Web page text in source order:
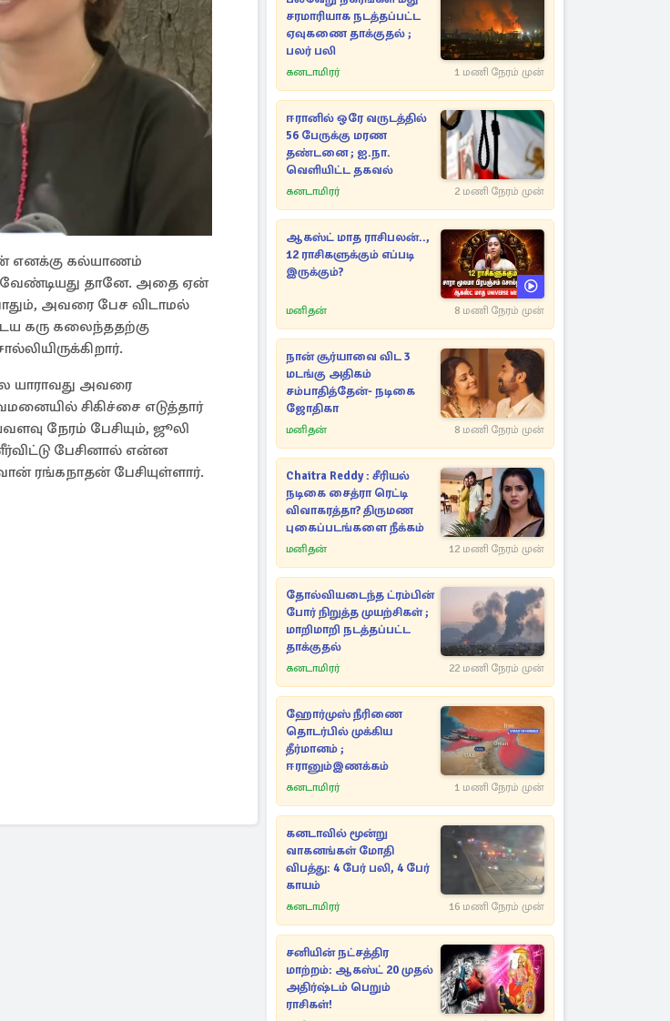
எனக்கு கல்யாணம்
தானே. அதை ஏன்
அவரை பேச விடாமல்
கரு கலைந்ததற்கு
யாராவது அவரை
சிகிச்சை எடுத்தார்
நேரம் பேசியும், ஜூலி
பேசினால் என்ன
ரங்கநாதன் பேசியுள்ளார்.
சரமாரியாக நடத்தப்பட்ட
ஏவுகணை தாக்குதல் ;
பலர் பலி
கனடாமிரர் 1 மணி நேரம் முன்
ஈரானில் ஒரே வருடத்தில்
56 பேருக்கு மரண
தண்டனை ; ஐ.நா.
வெளியிட்ட தகவல்
கனடாமிரர் 2 மணி நேரம் முன்
ஆகஸ்ட் மாத ராசிபலன்..,
12 ராசிகளுக்கும் எப்படி
இருக்கும்?
மனிதன் 8 மணி நேரம் முன்
நான் சூர்யாவை விட 3
மடங்கு அதிகம்
சம்பாதித்தேன்- நடிகை
ஜோதிகா
மனிதன் 8 மணி நேரம் முன்
Chaitra Reddy : சீரியல்
நடிகை சைத்ரா ரெட்டி
விவாகரத்தா? திருமண
புகைப்படங்களை நீக்கம்
மனிதன் 12 மணி நேரம் முன்
தோல்வியடைந்த ட்ரம்பின்
போர் நிறுத்த முயற்சிகள் ;
மாறிமாறி நடத்தப்பட்ட
தாக்குதல்
கனடாமிரர் 22 மணி நேரம் முன்
ஹோர்முஸ் நீரிணை
தொடர்பில் முக்கிய
தீர்மானம் ;
ஈரானும்இணக்கம்
கனடாமிரர் 1 மணி நேரம் முன்
கனடாவில் மூன்று
வாகனங்கள் மோதி
விபத்து: 4 பேர் பலி, 4 பேர்
காயம்
கனடாமிரர் 16 மணி நேரம் முன்
சனியின் நட்சத்திர
மாற்றம்: ஆகஸ்ட் 20 முதல்
அதிர்ஷ்டம் பெறும்
ராசிகள்!